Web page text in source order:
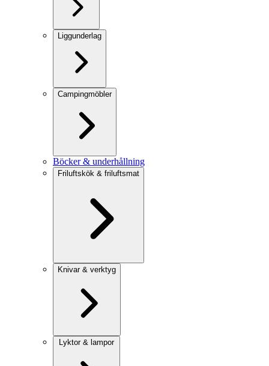
Liggunderlag
Campingmöbler
Böcker & underhållning
Friluftskök & friluftsmat
Knivar & verktyg
Lyktor & lampor